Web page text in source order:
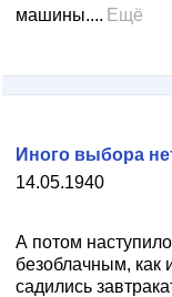
машины.... Ещё
14.05.1940
Иного выбора
А потом
безоблачным, как
садились